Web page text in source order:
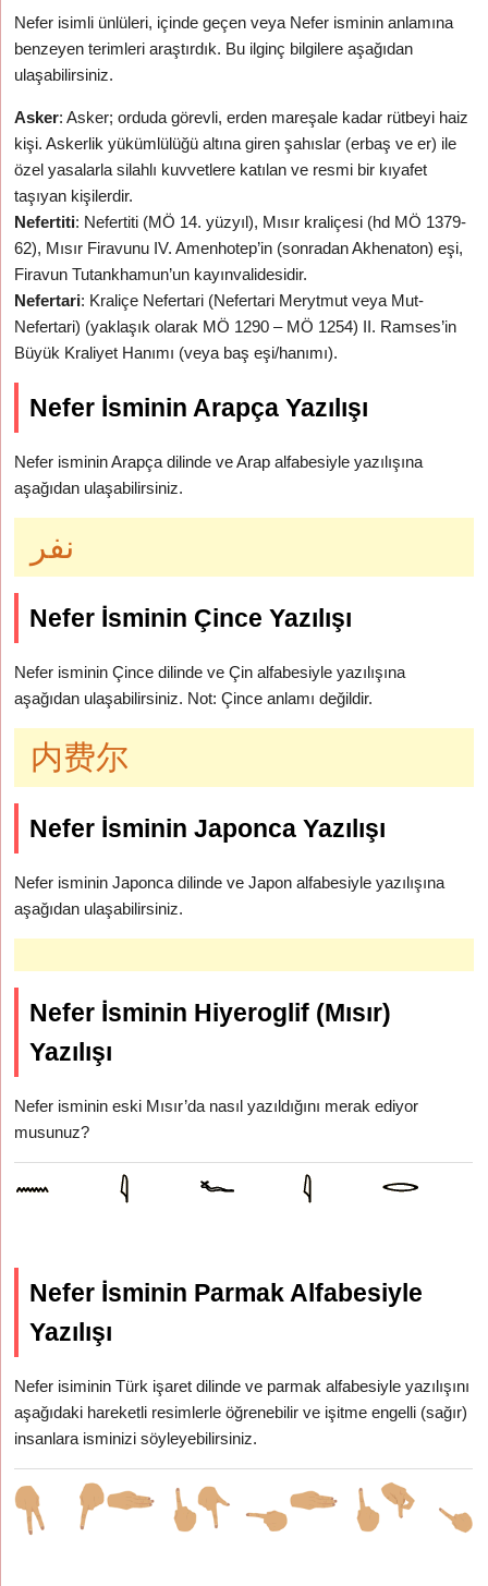
Nefer isimli ünlüleri, içinde geçen veya Nefer isminin anlamına
benzeyen terimleri araştırdık. Bu ilginç bilgilere aşağıdan
ulaşabilirsiniz.
Asker: Asker; orduda görevli, erden mareşale kadar rütbeyi haiz
kişi. Askerlik yükümlülüğü altına giren şahıslar (erbaş ve er) ile
özel yasalarla silahlı kuvvetlere katılan ve resmi bir kıyafet
taşıyan kişilerdir.
Nefertiti: Nefertiti (MÖ 14. yüzyıl), Mısır kraliçesi (hd MÖ 1379-
62), Mısır Firavunu IV. Amenhotep’in (sonradan Akhenaton) eşi,
Firavun Tutankhamun’un kayınvalidesidir.
Nefertari: Kraliçe Nefertari (Nefertari Merytmut veya Mut-
Nefertari) (yaklaşık olarak MÖ 1290 – MÖ 1254) II. Ramses’in
Büyük Kraliyet Hanımı (veya baş eşi/hanımı).
Nefer İsminin Arapça Yazılışı
Nefer isminin Arapça dilinde ve Arap alfabesiyle yazılışına
aşağıdan ulaşabilirsiniz.
نفر
Nefer İsminin Çince Yazılışı
Nefer isminin Çince dilinde ve Çin alfabesiyle yazılışına
aşağıdan ulaşabilirsiniz. Not: Çince anlamı değildir.
内费尔
Nefer İsminin Japonca Yazılışı
Nefer isminin Japonca dilinde ve Japon alfabesiyle yazılışına
aşağıdan ulaşabilirsiniz.
Nefer İsminin Hiyeroglif (Mısır)
Yazılışı
Nefer isminin eski Mısır’da nasıl yazıldığını merak ediyor
musunuz?
Nefer İsminin Parmak Alfabesiyle
Yazılışı
Nefer isiminin Türk işaret dilinde ve parmak alfabesiyle yazılışını
aşağıdaki hareketli resimlerle öğrenebilir ve işitme engelli (sağır)
insanlara isminizi söyleyebilirsiniz.